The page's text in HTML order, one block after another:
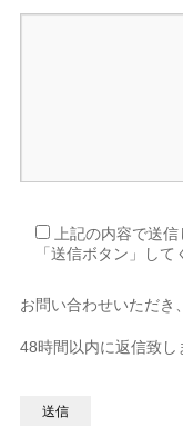
上記の内容で送
「送信ボタン」して
お問い合わせいただき
48時間以内に返信致し